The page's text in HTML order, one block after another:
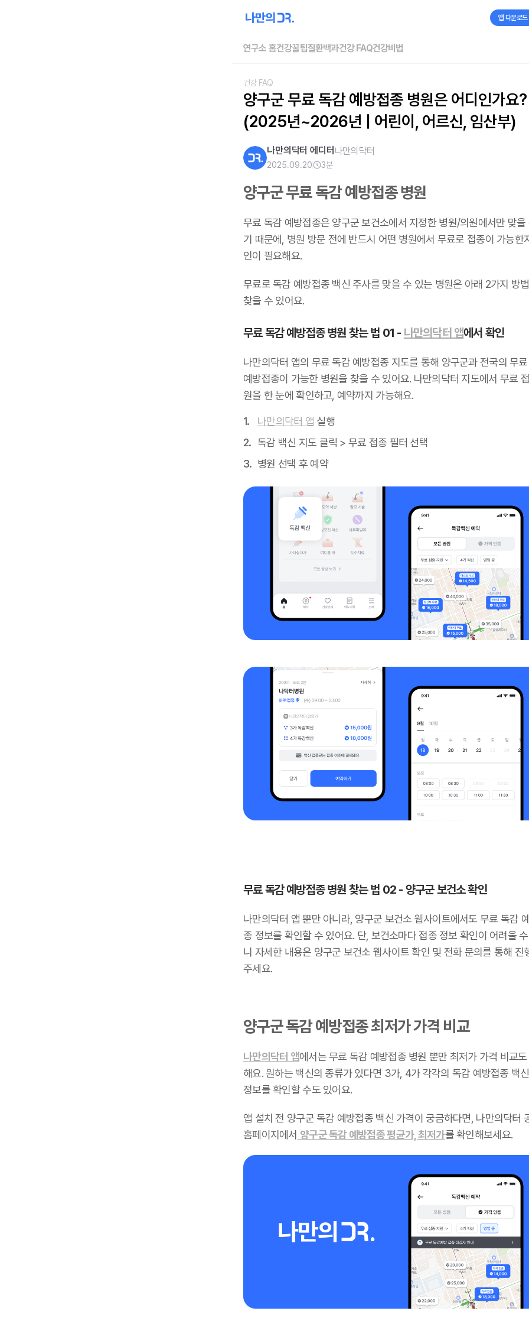
앱 다운로드
연구소 홈건강꿀팁질환백과건강 FAQ건강비법
건강 FAQ
양구군 무료 독감 예방접종 병원은 어디인가요?
(2025년~2026년 | 어린이, 어르신, 임산부)
나만의닥터 에디터 나만의닥터
2025.09.20 3분
양구군 무료 독감 예방접종 병원
무료 독감 예방접종은 양구군 보건소에서 지정한 병원/의원에서만 맞을
기 때문에, 병원 방문 전에 반드시 어떤 병원에서 무료로 접종이 가능한
인이 필요해요.
무료로 독감 예방접종 백신 주사를 맞을 수 있는 병원은 아래 2가지 방
찾을 수 있어요.
무료 독감 예방접종 병원 찾는 법 01 - 나만의닥터 앱에서 확인
나만의닥터 앱의 무료 독감 예방접종 지도를 통해 양구군과 전국의 무
예방접종이 가능한 병원을 찾을 수 있어요. 나만의닥터 지도에서 무료
원을 한 눈에 확인하고, 예약까지 가능해요.
나만의닥터 앱 실행
독감 백신 지도 클릭 > 무료 접종 필터 선택
병원 선택 후 예약
무료 독감 예방접종 병원 찾는 법 02 - 양구군 보건소 확인
나만의닥터 앱 뿐만 아니라, 양구군 보건소 웹사이트에서도 무료 독감
종 정보를 확인할 수 있어요. 단, 보건소마다 접종 정보 확인이 어려울
니 자세한 내용은 양구군 보건소 웹사이트 확인 및 전화 문의를 통해 진
주세요.
양구군 독감 예방접종 최저가 가격 비교
나만의닥터 앱에서는 무료 독감 예방접종 병원 뿐만 최저가 가격 비교
해요. 원하는 백신의 종류가 있다면 3가, 4가 각각의 독감 예방접종 백
정보를 확인할 수도 있어요.
앱 설치 전 양구군 독감 예방접종 백신 가격이 궁금하다면, 나만의닥터
홈페이지에서 양구군 독감 예방접종 평균가, 최저가를 확인해보세요.